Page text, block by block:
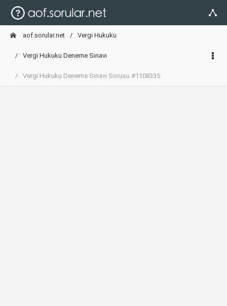
aof.sorular.net Vergi Hukuku
Vergi Hukuku Deneme Sınavı
Vergi Hukuku Deneme Sınavı Sorusu #1108335